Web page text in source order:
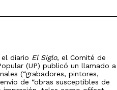
diario El Siglo, el Comité de
(UP) publicó un llamado a
(“grabadores, pintores,
de “obras susceptibles de